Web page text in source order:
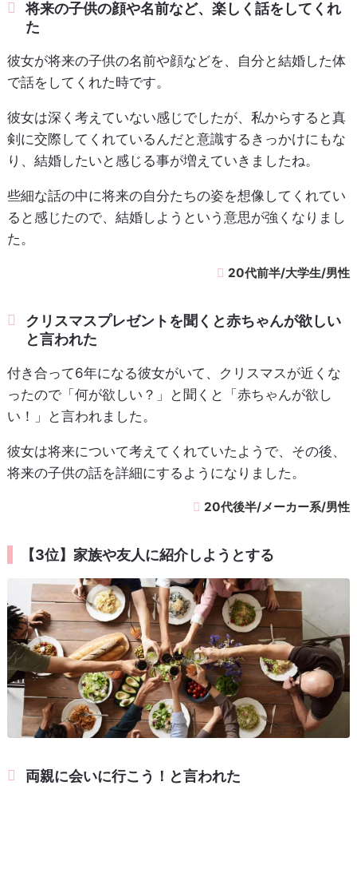
将来の子供の顔や名前など、楽しく話をしてくれ
た
彼女が将来の子供の名前や顔などを、自分と結婚した体
で話をしてくれた時です。
彼女は深く考えていない感じでしたが、私からすると真
剣に交際してくれているんだと意識するきっかけにもな
り、結婚したいと感じる事が増えていきましたね。
些細な話の中に将来の自分たちの姿を想像してくれてい
ると感じたので、結婚しようという意思が強くなりまし
た。
20代前半/大学生/男性
クリスマスプレゼントを聞くと赤ちゃんが欲しい
と言われた
付き合って6年になる彼女がいて、クリスマスが近くな
ったので「何が欲しい？」と聞くと「赤ちゃんが欲し
い！」と言われました。
彼女は将来について考えてくれていたようで、その後、
将来の子供の話を詳細にするようになりました。
20代後半/メーカー系/男性
【3位】家族や友人に紹介しようとする
両親に会いに行こう！と言われた